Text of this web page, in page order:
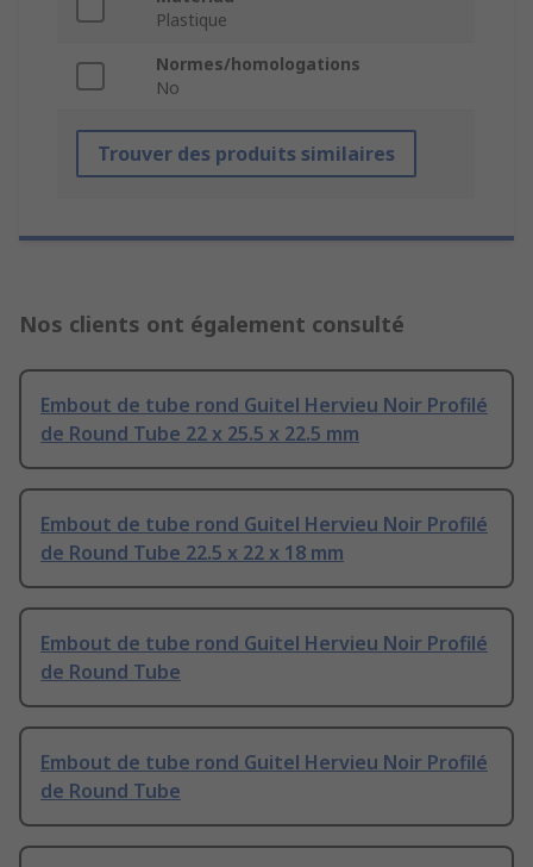
Plastique
Normes/homologations
No
Trouver des produits similaires
Nos clients ont également consulté
Embout de tube rond Guitel Hervieu Noir Profilé
de Round Tube 22 x 25.5 x 22.5 mm
Embout de tube rond Guitel Hervieu Noir Profilé
de Round Tube 22.5 x 22 x 18 mm
Embout de tube rond Guitel Hervieu Noir Profilé
de Round Tube
Embout de tube rond Guitel Hervieu Noir Profilé
de Round Tube